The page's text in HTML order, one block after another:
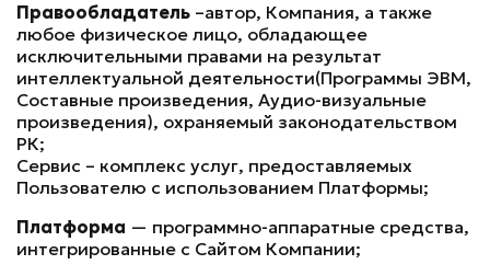
Правообладатель –автор, Компания, а также
любое физическое лицо, обладающее
исключительными правами на результат
интеллектуальной деятельности(Программы ЭВМ,
Составные произведения, Аудио-визуальные
произведения), охраняемый законодательством
РК;
Сервис – комплекс услуг, предоставляемых
Пользователю с использованием Платформы;
Платформа — программно-аппаратные средства,
интегрированные с Сайтом Компании;